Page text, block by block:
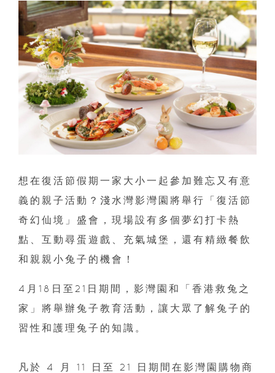
想在復活節假期一家大小一起參加難忘又有意
義的親子活動？淺水灣影灣園將舉行「復活節
奇幻仙境」盛會，現場設有多個夢幻打卡熱
點、互動尋蛋遊戲、充氣城堡，還有精緻餐飲
和親親小兔子的機會！
4月18日至21日期間，影灣園和「香港救兔之
家」將舉辦兔子教育活動，讓大眾了解兔子的
習性和護理兔子的知識。
凡於 4 月 11 日至 21 日期間在影灣園購物商